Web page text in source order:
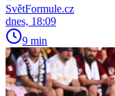
SvětFormule.cz
dnes, 18:09
9 min